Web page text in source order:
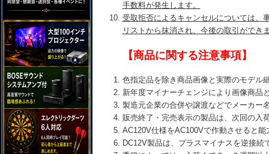
手数料が発生します。
受取拒否によるキャンセルについては、
リストから抹消され、今後の取引ができ
【商品に関する注意事項】
色指定品を除き商品画像と実際のモデル
新年度マイナーチェンジにより画像商品
製造元企業の合併や譲渡などでメーカー
販売終了・完売表示の製品は、次回の入
AC120V仕様をAC100Vで作動させると
DC12V製品は、プラスマイナスを逆接